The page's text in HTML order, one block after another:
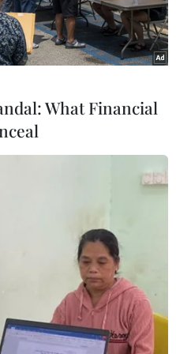
Sa của Việt Nam bị Trung
cải tạo bất hợp pháp. (Ảnh:
khi Tòa
Haye (Hà Lan) hồi
What Financial